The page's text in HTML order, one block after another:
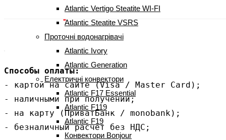
Atlantic Vertigo Steatite WI-FI
Atlantic Steatite VSRS
Проточні водонагрівачі
Atlantic Ivory
Atlantic Generation
Електричні конвектори
Atlantic F17 Essential
Atlantic F119
Atlantic F19
Конвектори Bonjour
грн
Способы оплаты:
- картой на сайте (Visa / Master Card);
- наличными при получении;
- на карту (ПриватБанк / monobank);
- безналичный расчет без НДС;